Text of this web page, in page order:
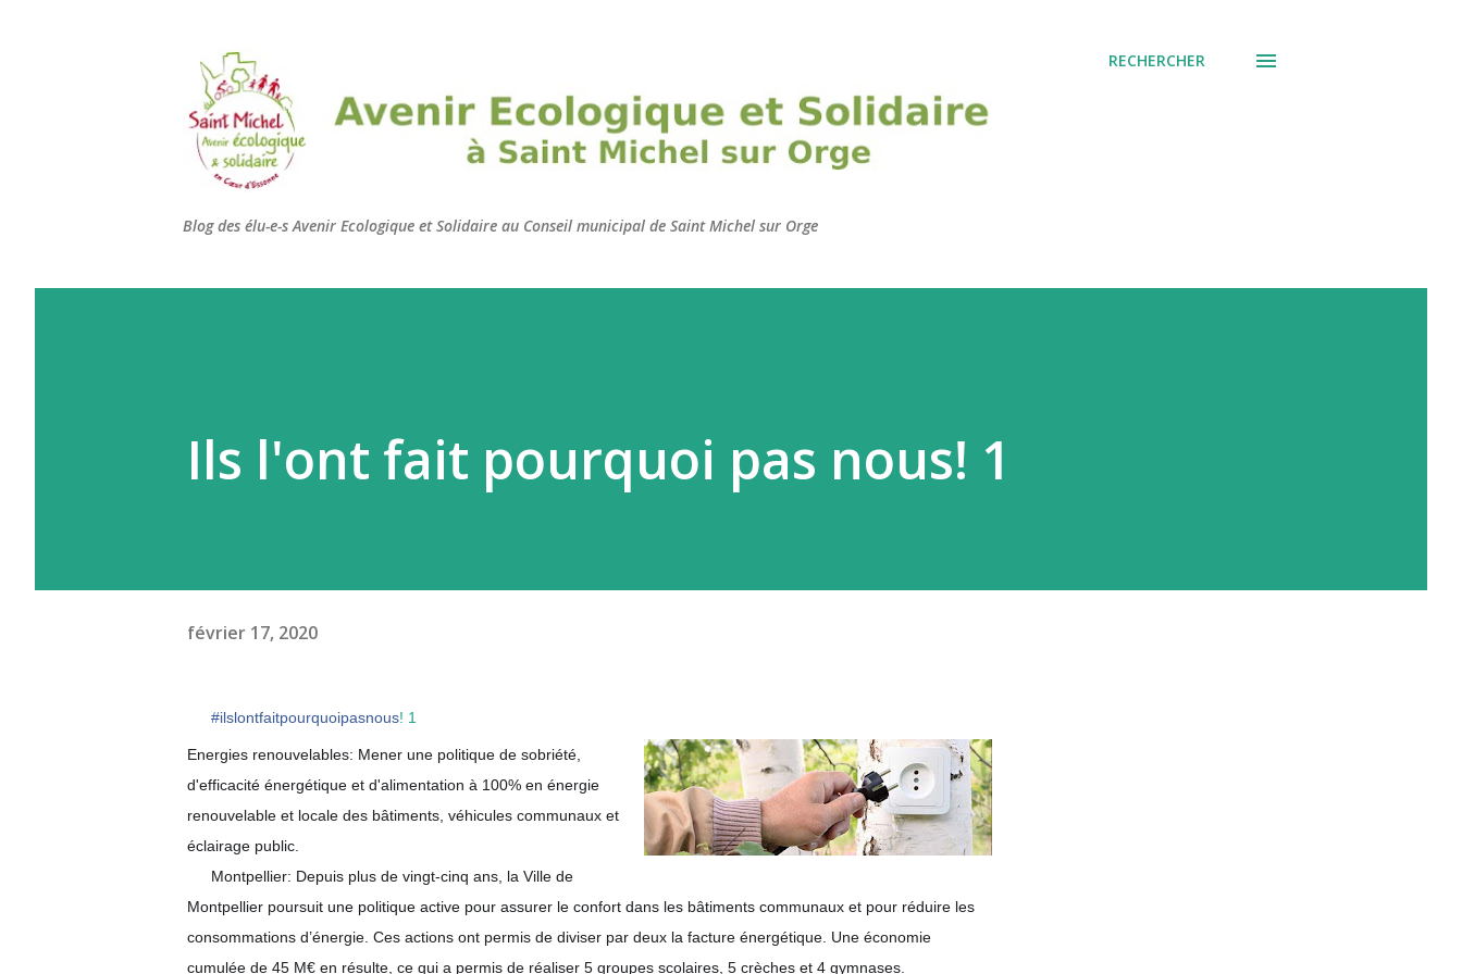
Blog des élu-e-s Avenir Ecologique et Solidaire au Conseil municipal de Saint Michel sur Orge
RECHERCHER
Ils l'ont fait pourquoi pas nous! 1
février 17, 2020
#ilslontfaitpourquoipasnous! 1
Energies renouvelables: Mener une politique de sobriété,
d'efficacité énergétique et d'alimentation à 100% en énergie
renouvelable et locale des bâtiments, véhicules communaux et
éclairage public.
Montpellier: Depuis plus de vingt-cinq ans, la Ville de
Montpellier poursuit une politique active pour assurer le confort dans les bâtiments communaux et pour réduire les
consommations d’énergie. Ces actions ont permis de diviser par deux la facture énergétique. Une économie
cumulée de 45 M€ en résulte, ce qui a permis de réaliser 5 groupes scolaires, 5 crèches et 4 gymnases.